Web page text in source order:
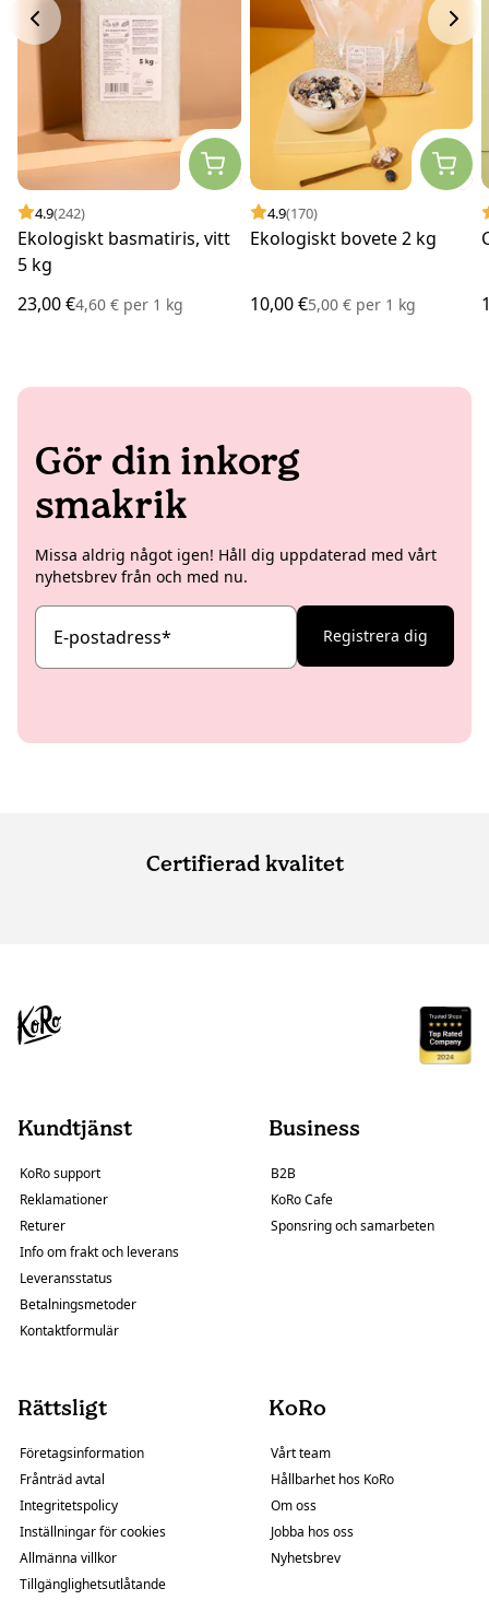
4.9(242)
Ekologiskt basmatiris, vitt
5 kg
23,00 €4,60 € per 1 kg
4.9(170)
Ekologiskt bovete 2 kg
10,00 €5,00 € per1 kg
Gör din inkorg
smakrik
Missa aldrig något igen! Håll dig uppdaterad med vårt
nyhetsbrev från och med nu.
E-postadress* Registrera dig
Certifierad kvalitet
Kundtjänst
KoRo support
Reklamationer
Returer
Info om frakt och leverans
Leveransstatus
Betalningsmetoder
Kontaktformulär
Business
B2B
KoRo Cafe
Sponsring och samarbeten
Rättsligt
Företagsinformation
Frånträd avtal
Integritetspolicy
Inställningar för cookies
Allmänna villkor
Tillgänglighetsutlåtande
KoRo
Vårt team
Hållbarhet hos KoRo
Om oss
Jobba hos oss
Nyhetsbrev